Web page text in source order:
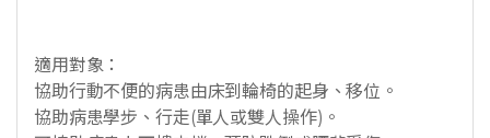
適用對象：
協助行動不便的病患由床到輪椅的起身、移位。
協助病患學步、行走(單人或雙人操作)。